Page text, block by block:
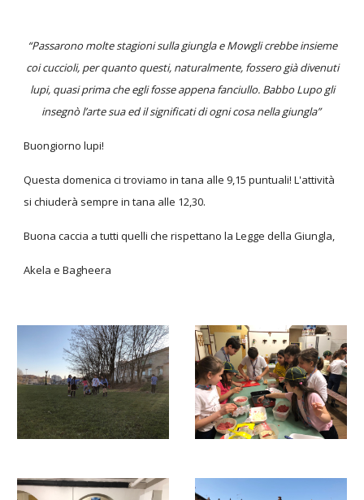
“Passarono molte stagioni sulla giungla e Mowgli crebbe insieme
coi cuccioli, per quanto questi, naturalmente, fossero già divenuti
lupi, quasi prima che egli fosse appena fanciullo. Babbo Lupo gli
insegnò l’arte sua ed il significati di ogni cosa nella giungla”
Buongiorno lupi!
Questa domenica ci troviamo in tana alle 9,15 puntuali! L'attività
si chiuderà sempre in tana alle 12,30.
Buona caccia a tutti quelli che rispettano la Legge della Giungla,
Akela e Bagheera